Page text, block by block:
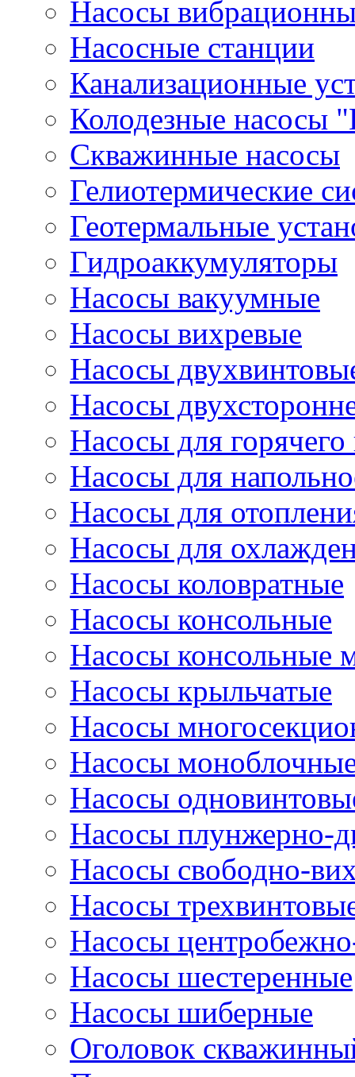
Насосы
Насосные станции
Канализационные
Колодезные насосы
Скважинные насосы
Гелиотермические
Геотермальные
Гидроаккумуляторы
Насосы вакуумные
Насосы вихревые
Насосы
Насосы
Насосы для
Насосы для
Насосы для
Насосы для
Насосы коловратные
Насосы консольные
Насосы консольные
Насосы крыльчатые
Насосы
Насосы
Насосы
Насосы плунжерно-
Насосы свободно-
Насосы
Насосы
Насосы шестеренные
Насосы шиберные
Оголовок